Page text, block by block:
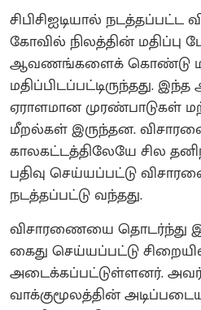
சிபிசிஐடியால்
கோவில் நிலத்தின் மதிப்பு
ஆவணங்களைக் கொண்டு
மதிப்பிடப்பட்டிருந்தது.
ஏராளமான முரண்பாடுகள்
மீறல்கள் இருந்தன.
காலகட்டத்திலேயே சில
பதிவு செய்யப்பட்டு
நடத்தப்பட்டு வந்தது.
விசாரணையை தொடர்ந்து
கைது செய்யப்பட்டு
அடைக்கப்பட்டுள்ளனர்.
வாக்குமூலத்தின்